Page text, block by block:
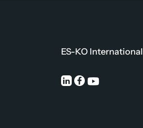
ES-KO International